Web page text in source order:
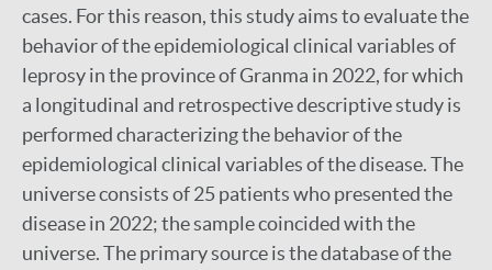
cases. For this reason, this study aims to evaluate the
behavior of the epidemiological clinical variables of
leprosy in the province of Granma in 2022, for which
a longitudinal and retrospective descriptive study is
performed characterizing the behavior of the
epidemiological clinical variables of the disease. The
universe consists of 25 patients who presented the
disease in 2022; the sample coincided with the
universe. The primary source is the database of the